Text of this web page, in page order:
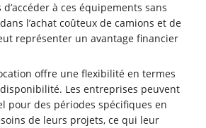
à ces équipements sans
l’achat coûteux de camions et de
représenter un avantage financier
offre une flexibilité en termes
Les entreprises peuvent
pour des périodes spécifiques en
de leurs projets, ce qui leur